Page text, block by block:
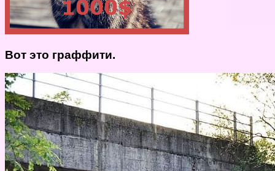
Вот это граффити.